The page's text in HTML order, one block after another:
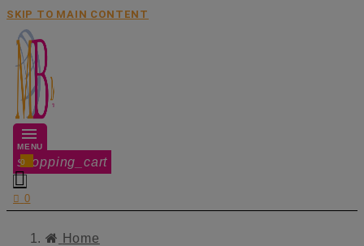
SKIP TO MAIN CONTENT
MENU
shopping_cart
0

 0
Home